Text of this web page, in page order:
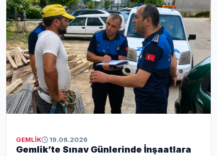
güzelleştirme çalışmalarına başladı. Yapılan çalışmalarla
birlikte meydanın daha düzenli, temiz ve estetik bir
görünüme kavuşması hedefleniyor.
GEMLİK 19.06.2026
Gemlik’te Sınav Günlerinde İnşaatlara